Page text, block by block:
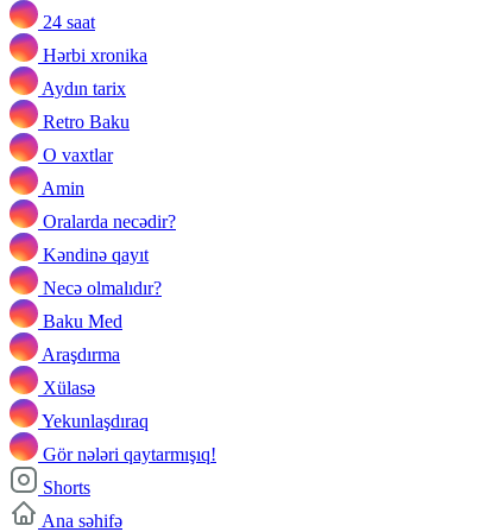
24 saat
Hərbi xronika
Aydın tarix
Retro Baku
O vaxtlar
Amin
Oralarda necədir?
Kəndinə qayıt
Necə olmalıdır?
Baku Med
Araşdırma
Xülasə
Yekunlaşdıraq
Gör nələri qaytarmışıq!
Shorts
Ana səhifə